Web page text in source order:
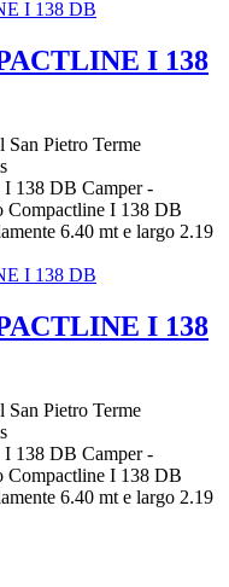
I 138
San Pietro Terme
138 DB Camper -
Compactline I 138 DB
6.40 mt e largo 2.19
I 138
San Pietro Terme
138 DB Camper -
Compactline I 138 DB
6.40 mt e largo 2.19